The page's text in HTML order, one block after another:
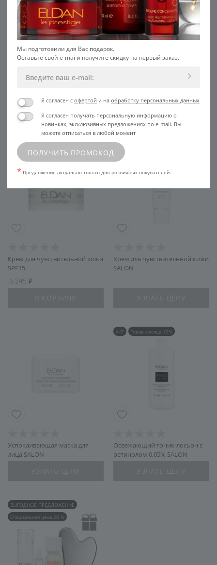
5
протеинами
В КОРЗИНУ
Питательный крем с рисовыми
УЗНАТЬ ЦЕНУ
Крем для чувствительной кожи
SPF15
6 245
Крем для чувствительной кожи
SALON
Успокаивающая маска для
лица SALON
ХИТ Товар месяца 10%
Освежающий тоник-лосьон с
ретинолом 0,05% SALON
ВЫГОДНОЕ ПРЕДЛОЖЕНИЕ
Специальная цена 20 %
Мы подготовили для Вас подарок.
Оставьте свой e-mai и получите скидку на первый заказ.
Я согласен с офертой и на обработку персональных данных
Я согласен получать персональную информацию о
новинках, эксклюзивных предложениях по e-mail. Вы
можете отписаться в любой момент
ПОЛУЧИТЬ ПРОМОКОД
* Предложение актуально только для розничных покупателей.